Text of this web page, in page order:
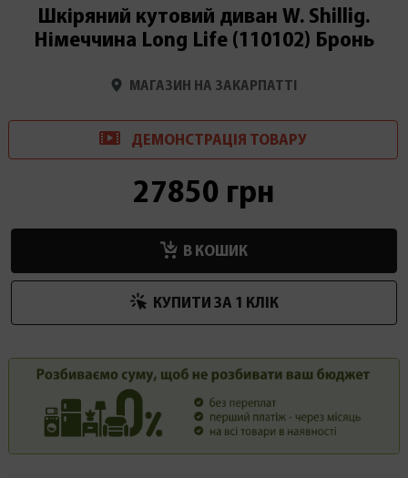
Шкіряний кутовий диван W. Shillig.
Німеччина Long Life (110102) Бронь
МАГАЗИН НА ЗАКАРПАТТІ
ДЕМОНСТРАЦІЯ ТОВАРУ
27850 грн
В КОШИК
КУПИТИ ЗА 1 КЛIК